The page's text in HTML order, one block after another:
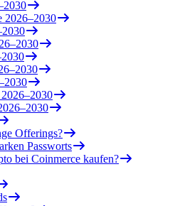
2026–2030
Offerings?
Passworts
bei Coinmerce kaufen?